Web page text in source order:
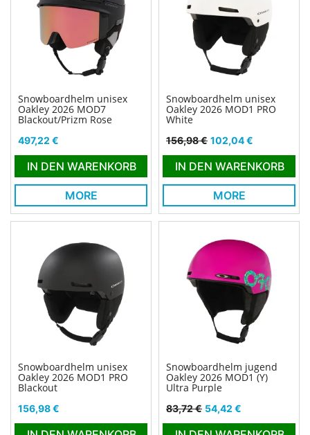
Snowboardhelm unisex
Oakley 2026 MOD7
Blackout/Prizm Rose
Preis
497,22 €
IN DEN WARENKORB
MORE
Snowboardhelm unisex
Oakley 2026 MOD1 PRO
White
Verkaufspreis
156,98 € Preis
102,04 €
IN DEN WARENKORB
MORE
Snowboardhelm unisex
Oakley 2026 MOD1 PRO
Blackout
Preis
156,98 €
Snowboardhelm jugend
Oakley 2026 MOD1 (Y)
Ultra Purple
Verkaufspreis
83,72 € Preis
54,42 €